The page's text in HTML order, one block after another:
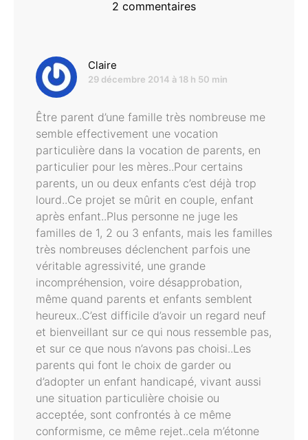
2 commentaires
Claire
29 décembre 2014 à 18 h 50 min
Être parent d’une famille très nombreuse me
semble effectivement une vocation
particulière dans la vocation de parents, en
particulier pour les mères..Pour certains
parents, un ou deux enfants c’est déjà trop
lourd..Ce projet se mûrit en couple, enfant
après enfant..Plus personne ne juge les
familles de 1, 2 ou 3 enfants, mais les familles
très nombreuses déclenchent parfois une
véritable agressivité, une grande
incompréhension, voire désapprobation,
même quand parents et enfants semblent
heureux..C’est difficile d’avoir un regard neuf
et bienveillant sur ce qui nous ressemble pas,
et sur ce que nous n’avons pas choisi..Les
parents qui font le choix de garder ou
d’adopter un enfant handicapé, vivant aussi
une situation particulière choisie ou
acceptée, sont confrontés à ce même
conformisme, ce même rejet..cela m’étonne